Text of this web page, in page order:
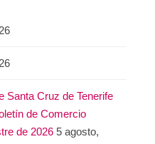
Santa Cruz de Tenerife
de Comercio
de 2026 5 agosto,